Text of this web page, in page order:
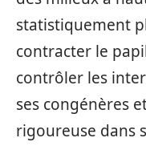
statistiquement
contracter le
contrôler les
ses congénères
rigoureuse dans